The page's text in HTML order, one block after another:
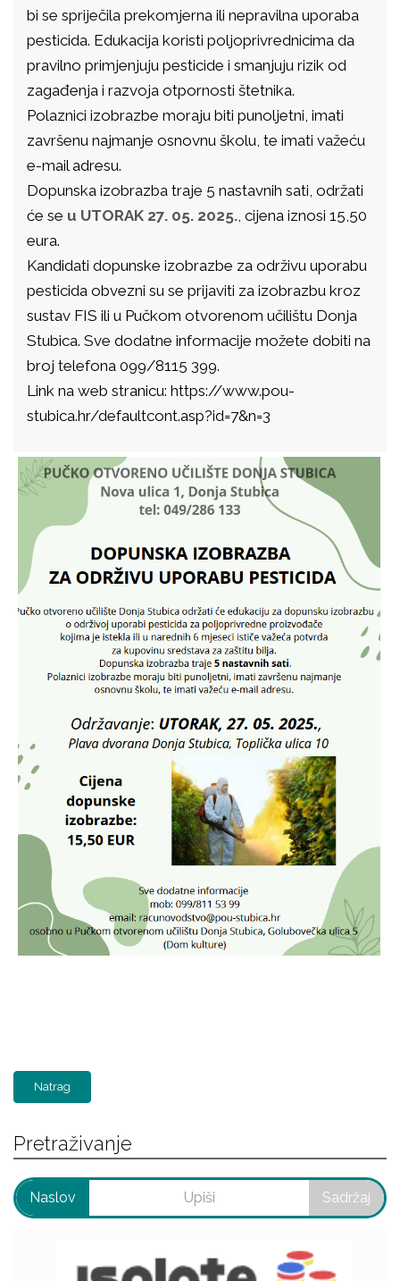
bi se spriječila prekomjerna ili nepravilna uporaba
pesticida. Edukacija koristi poljoprivrednicima da
pravilno primjenjuju pesticide i smanjuju rizik od
zagađenja i razvoja otpornosti štetnika.
Polaznici izobrazbe moraju biti punoljetni, imati
završenu najmanje osnovnu školu, te imati važeću
e-mail adresu.
Dopunska izobrazba traje 5 nastavnih sati, održati
će se u UTORAK 27. 05. 2025., cijena iznosi 15,50
eura.
Kandidati dopunske izobrazbe za održivu uporabu
pesticida obvezni su se prijaviti za izobrazbu kroz
sustav FIS ili u Pučkom otvorenom učilištu Donja
Stubica. Sve dodatne informacije možete dobiti na
broj telefona 099/8115 399.
Link na web stranicu: https://www.pou-
stubica.hr/defaultcont.asp?id=7&n=3
Natrag
Pretraživanje
Naslov Sadržaj